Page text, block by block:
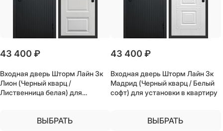
43 400 ₽
Входная дверь Шторм Лайн 3к
Лион (Черный кварц /
Лиственница белая) для
ВЫБРАТЬ
43 400 ₽
Входная дверь Шторм Лайн 3к
Мадрид (Черный кварц / Белый
софт) для установки в квартиру
ВЫБРАТЬ